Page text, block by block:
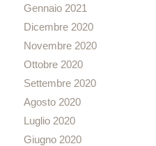
Gennaio 2021
Dicembre 2020
Novembre 2020
Ottobre 2020
Settembre 2020
Agosto 2020
Luglio 2020
Giugno 2020